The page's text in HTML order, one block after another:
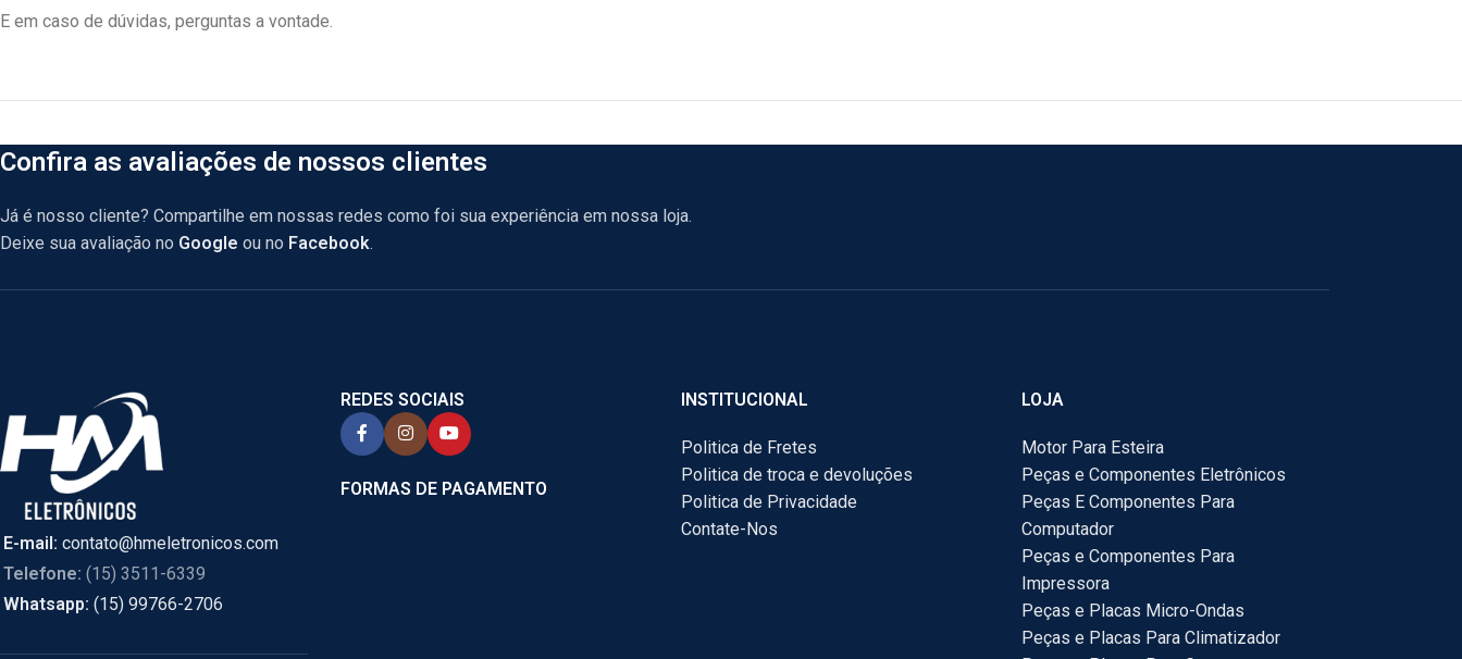
E em caso de dúvidas, perguntas a vontade.
Confira as avaliações de nossos clientes
Já é nosso cliente? Compartilhe em nossas redes como foi sua experiência em nossa loja.
Deixe sua avaliação no Google ou no Facebook.
E-mail: contato@hmeletronicos.com
Telefone: (15) 3511-6339
Whatsapp: (15) 99766-2706
REDES SOCIAIS
FORMAS DE PAGAMENTO
INSTITUCIONAL
Politica de Fretes
Politica de troca e devoluções
Politica de Privacidade
Contate-Nos
LOJA
Motor Para Esteira
Peças e Componentes Eletrônicos
Peças E Componentes Para
Computador
Peças e Componentes Para
Impressora
Peças e Placas Micro-Ondas
Peças e Placas Para Climatizador